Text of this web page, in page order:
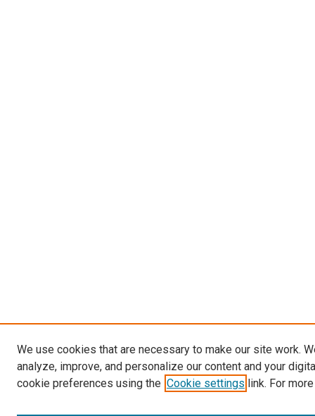
We use cookies that are necessary to make our site work.
analyze, improve, and personalize our content and your
cookie preferences using the Cookie settings link. For